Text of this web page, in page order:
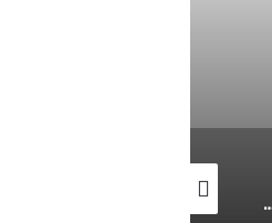
الحديد بأسنانه
ديسمبر 10, 2025